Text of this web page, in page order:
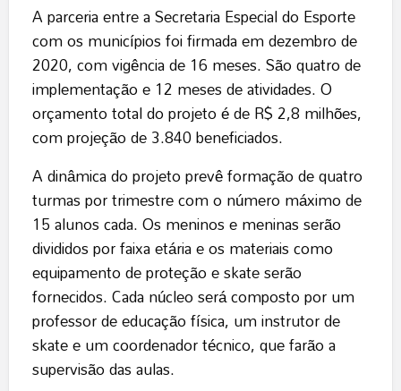
A parceria entre a Secretaria Especial do Esporte
com os municípios foi firmada em dezembro de
2020, com vigência de 16 meses. São quatro de
implementação e 12 meses de atividades. O
orçamento total do projeto é de R$ 2,8 milhões,
com projeção de 3.840 beneficiados.
A dinâmica do projeto prevê formação de quatro
turmas por trimestre com o número máximo de
15 alunos cada. Os meninos e meninas serão
divididos por faixa etária e os materiais como
equipamento de proteção e skate serão
fornecidos. Cada núcleo será composto por um
professor de educação física, um instrutor de
skate e um coordenador técnico, que farão a
supervisão das aulas.